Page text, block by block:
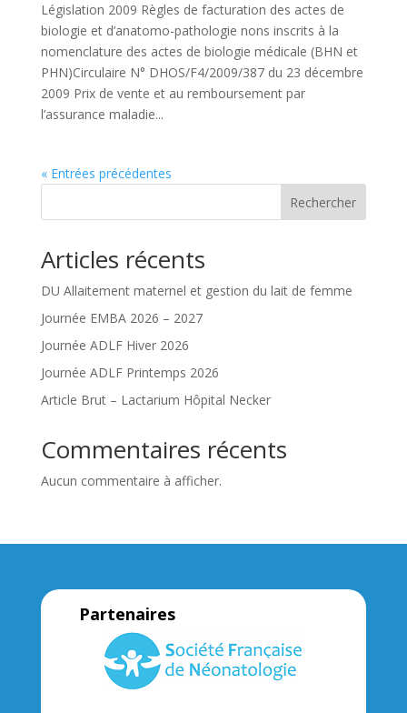
Législation 2009 Règles de facturation des actes de
biologie et d’anatomo-pathologie nons inscrits à la
nomenclature des actes de biologie médicale (BHN et
PHN)Circulaire N° DHOS/F4/2009/387 du 23 décembre
2009 Prix de vente et au remboursement par
l’assurance maladie...
« Entrées précédentes
Rechercher
Articles récents
DU Allaitement maternel et gestion du lait de femme
Journée EMBA 2026 – 2027
Journée ADLF Hiver 2026
Journée ADLF Printemps 2026
Article Brut – Lactarium Hôpital Necker
Commentaires récents
Aucun commentaire à afficher.
Partenaires